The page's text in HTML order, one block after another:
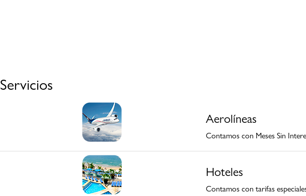
Servicios
Aerolíneas
Contamos con Meses Sin
Hoteles
Contamos con tarifas